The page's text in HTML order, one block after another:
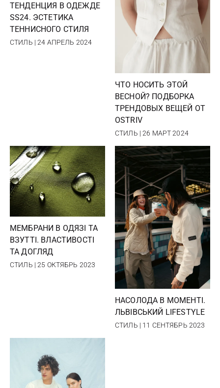
ТЕНДЕНЦИЯ В ОДЕЖДЕ
SS24. ЭСТЕТИКА
ТЕННИСНОГО СТИЛЯ
СТИЛЬ | 24 АПРЕЛЬ 2024
ЧТО НОСИТЬ ЭТОЙ
ВЕСНОЙ? ПОДБОРКА
ТРЕНДОВЫХ ВЕЩЕЙ ОТ
OSTRIV
СТИЛЬ | 26 МАРТ 2024
МЕМБРАНИ В ОДЯЗІ ТА
ВЗУТТІ. ВЛАСТИВОСТІ
ТА ДОГЛЯД
СТИЛЬ | 25 ОКТЯБРЬ 2023
НАСОЛОДА В МОМЕНТІ.
ЛЬВІВСЬКИЙ LIFESTYLE
СТИЛЬ | 11 СЕНТЯБРЬ 2023